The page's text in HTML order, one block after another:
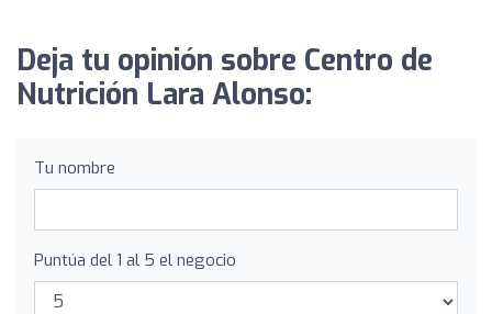
Deja tu opinión sobre Centro de
Nutrición Lara Alonso:
Tu nombre
Puntúa del 1 al 5 el negocio